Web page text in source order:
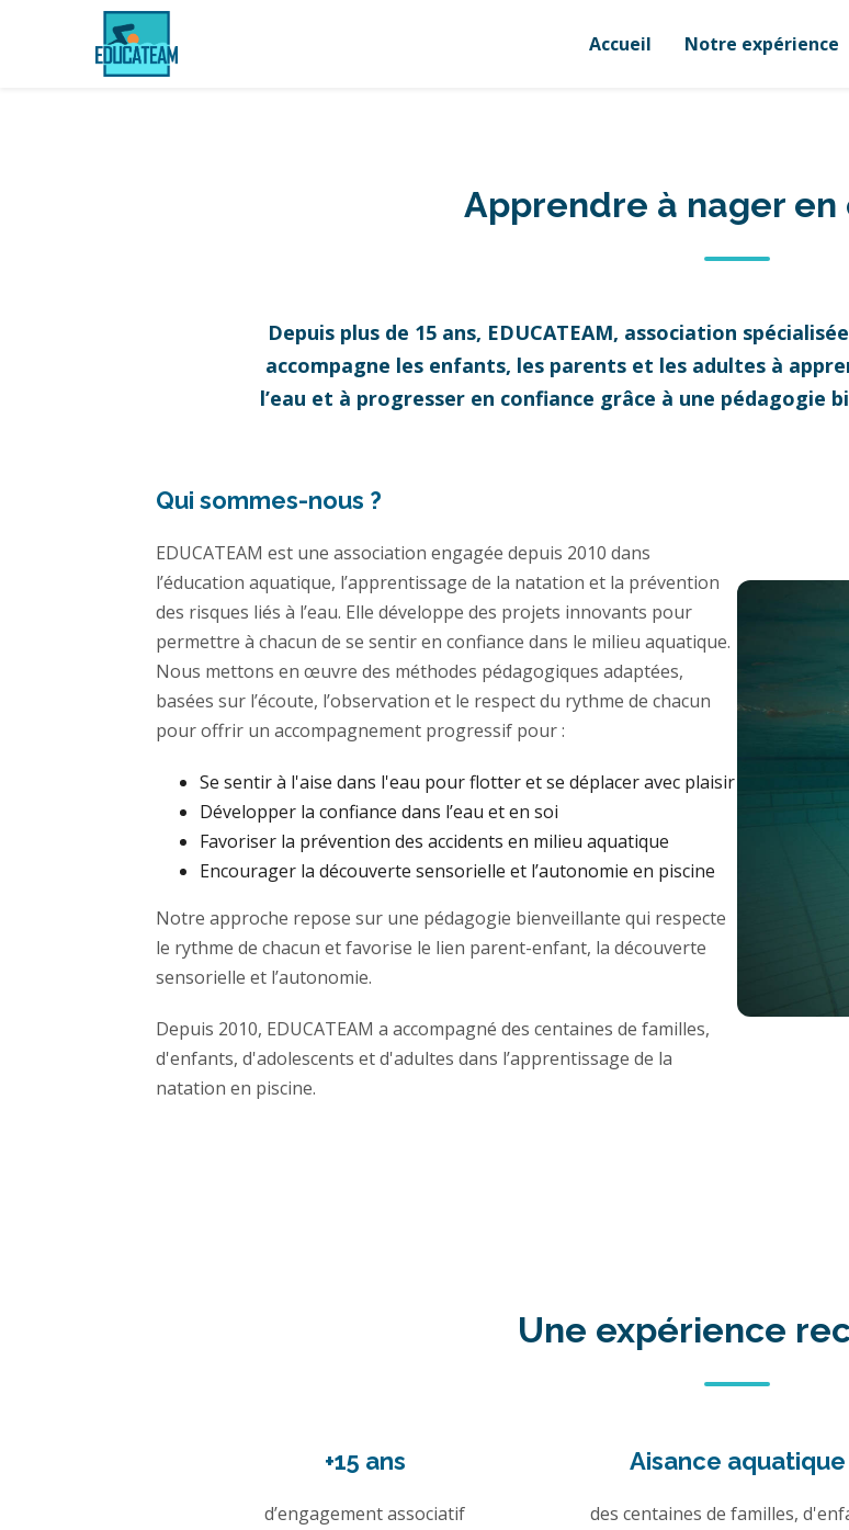
Accueil Notre expérience
Apprendre à nager en
Depuis plus de 15 ans, EDUCATEAM, association
accompagne les enfants, les parents et les adultes à
l’eau et à progresser en confiance grâce à une pédagogie
Qui sommes-nous ?
EDUCATEAM est une association engagée depuis 2010 dans
l’éducation aquatique, l’apprentissage de la natation et la prévention
des risques liés à l’eau. Elle développe des projets innovants pour
permettre à chacun de se sentir en confiance dans le milieu aquatique.
Nous mettons en œuvre des méthodes pédagogiques adaptées,
basées sur l’écoute, l’observation et le respect du rythme de chacun
pour offrir un accompagnement progressif pour :
Se sentir à l'aise dans l'eau pour flotter et se déplacer avec plaisir
Développer la confiance dans l’eau et en soi
Favoriser la prévention des accidents en milieu aquatique
Encourager la découverte sensorielle et l’autonomie en piscine
Notre approche repose sur une pédagogie bienveillante qui respecte
le rythme de chacun et favorise le lien parent-enfant, la découverte
sensorielle et l’autonomie.
Depuis 2010, EDUCATEAM a accompagné des centaines de familles,
d'enfants, d'adolescents et d'adultes dans l’apprentissage de la
natation en piscine.
Une expérience
+15 ans
d’engagement associatif
Aisance aquatique
des centaines de familles,